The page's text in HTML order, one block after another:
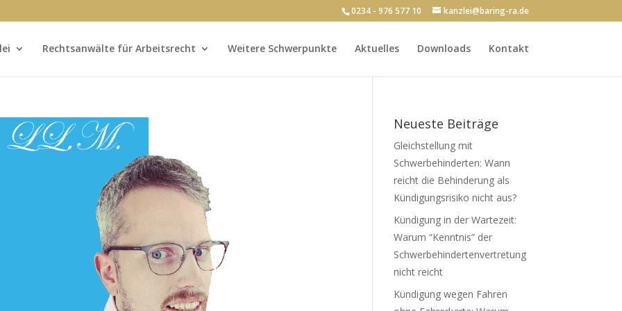
0234 - 976 577 10 kanzlei@baring-ra.de
Rechtsanwälte für Arbeitsrecht Weitere Schwerpunkte Aktuelles Downloads Kontakt
Neueste Beiträge
Gleichstellung mit
Schwerbehinderten: Wann
reicht die Behinderung als
Kündigungsrisiko nicht aus?
Kündigung in der Wartezeit:
Warum “Kenntnis” der
Schwerbehindertenvertretung
nicht reicht
Kündigung wegen Fahren